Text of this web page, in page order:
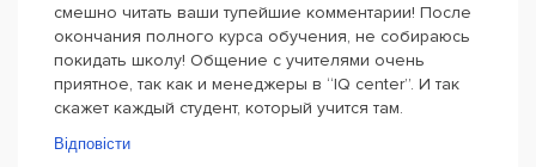
смешно читать ваши тупейшие комментарии! После
окончания полного курса обучения, не собираюсь
покидать школу! Общение с учителями очень
приятное, так как и менеджеры в “IQ center”. И так
скажет каждый студент, который учится там.
Відповісти